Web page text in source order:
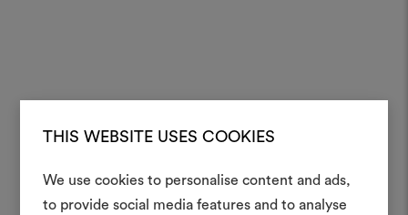
THIS WEBSITE USES COOKIES
We use cookies to personalise content and ads,
to provide social media features and to analyse